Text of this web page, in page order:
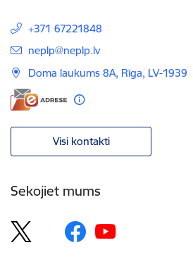
+371 67221848
E-pasts:
neplp@neplp.lv
Doma laukums 8A, Rīga, LV-1939
Visi kontakti
Sekojiet mums